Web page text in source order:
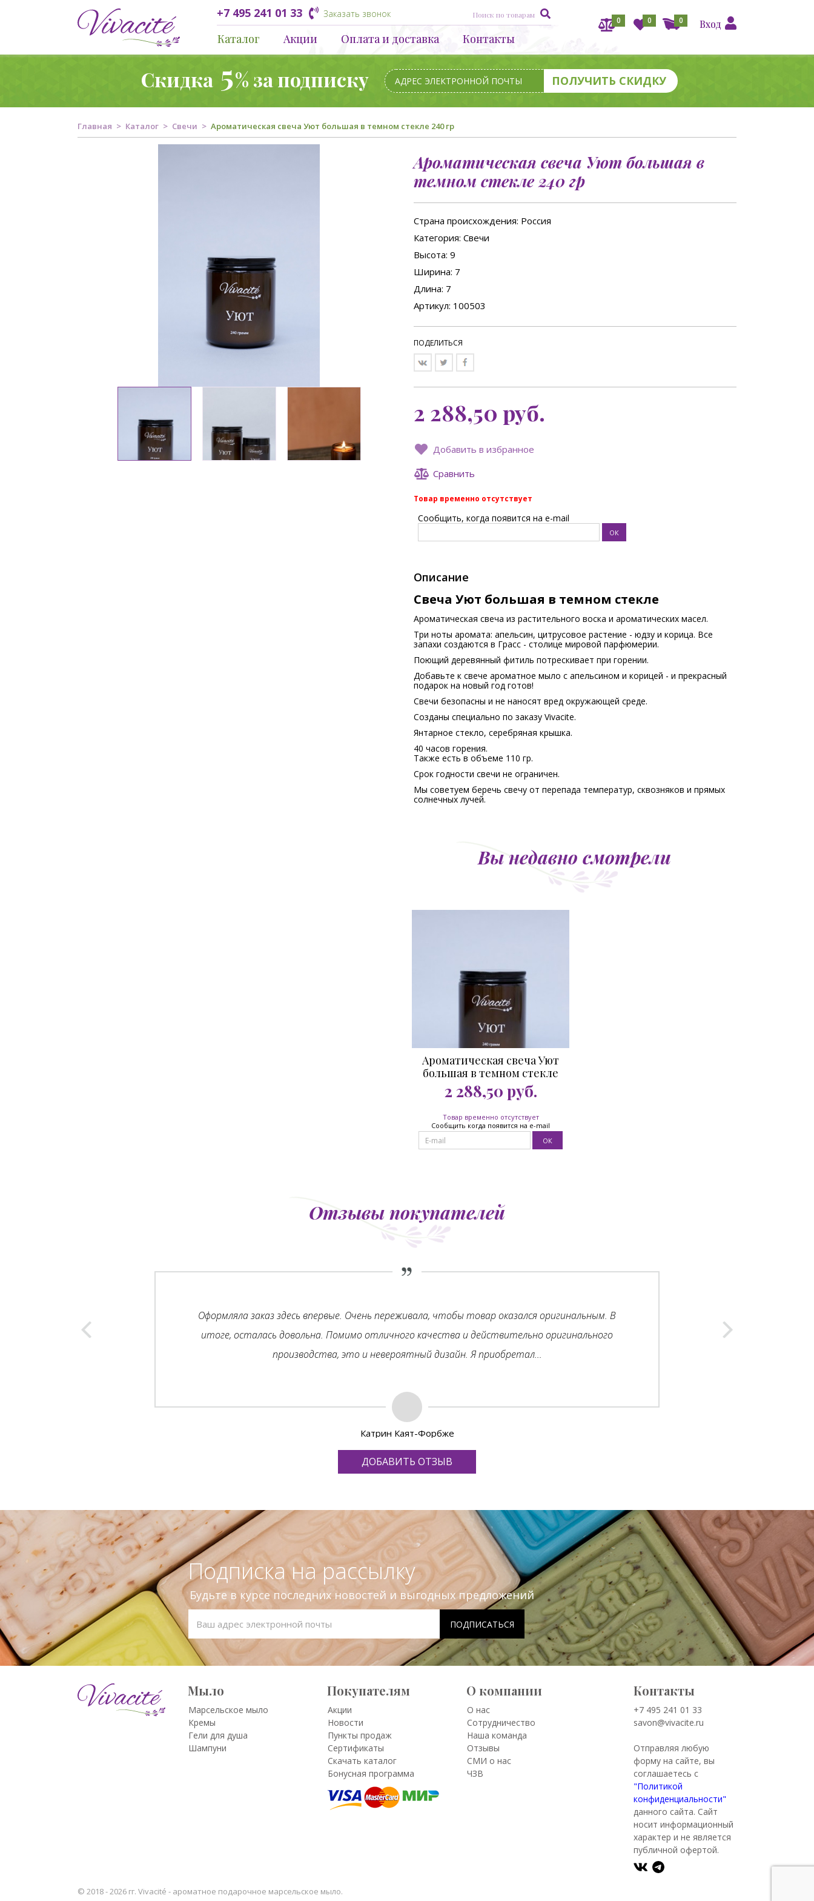
+7 495 241 01 33 Заказать звонок
Каталог Акции Оплата и доставка Контакты
Вход
0
0
0
Скидка 5% за подписку
Главная Каталог Свечи Ароматическая свеча Уют большая в темном стекле 240 гр
Ароматическая свеча Уют большая в
темном стекле 240 гр
Страна происхождения: Россия
Категория: Свечи
Высота: 9
Ширина: 7
Длина: 7
Артикул: 100503
ПОДЕЛИТЬСЯ
Добавить в избранное
Сравнить
Товар временно отсутствует
2 288,50 руб.
Сообщить, когда появится на e-mail
Описание
Свеча Уют большая в темном стекле
Ароматическая свеча из растительного воска и ароматических масел.
Три ноты аромата: апельсин, цитрусовое растение - юдзу и корица. Все
запахи создаются в Грасс - столице мировой парфюмерии.
Поющий деревянный фитиль потрескивает при горении.
Добавьте к свече ароматное мыло с апельсином и корицей - и прекрасный
подарок на новый год готов!
Свечи безопасны и не наносят вред окружающей среде.
Созданы специально по заказу Vivacite.
Янтарное стекло, серебряная крышка.
40 часов горения.
Также есть в объеме 110 гр.
Срок годности свечи не ограничен.
Мы советуем беречь свечу от перепада температур, сквозняков и прямых
солнечных лучей.
Вы недавно смотрели
Ароматическая свеча Уют
большая в темном стекле
240 гр
2 288,50 руб.
Товар временно отсутствует
Сообщить когда появится на e-mail
Отзывы покупателей
Оформляла заказ здесь впервые. Очень переживала, чтобы товар оказался оригинальным. В
итоге, осталась довольна. Помимо отличного качества и действительно оригинального
производства, это и невероятный дизайн. Я приобретал...
Катрин Каят-Форбже
ДОБАВИТЬ ОТЗЫВ
Подписка на рассылку
Будьте в курсе последних новостей и выгодных предложений
Мыло
Марсельское мыло
Кремы
Гели для душа
Шампуни
Покупателям
Акции
Новости
Пункты продаж
Сертификаты
Скачать каталог
Бонусная программа
О компании
О нас
Сотрудничество
Наша команда
Отзывы
СМИ о нас
ЧЗВ
Контакты
+7 495 241 01 33
savon@vivacite.ru
Отправляя любую
форму на сайте, вы
соглашаетесь с
"Политикой
конфиденциальности"
данного сайта. Сайт
носит информационный
характер и не является
публичной офертой.
© 2018 - 2026 гг. Vivacité - ароматное подарочное марсельское мыло.